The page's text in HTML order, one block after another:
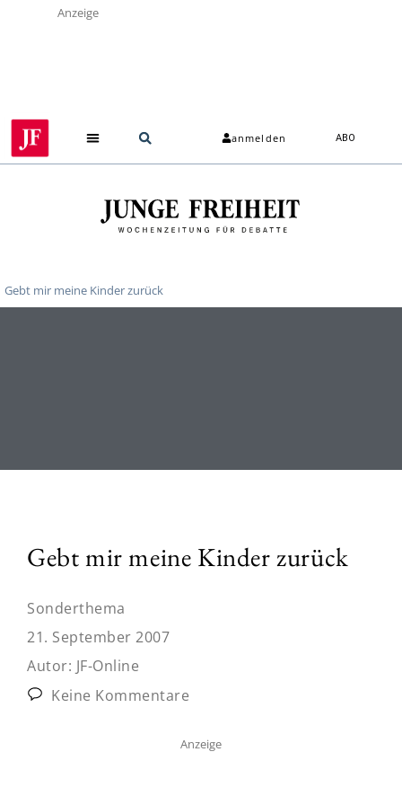
Anzeige
anmelden ABO
Gebt mir meine Kinder zurück
Gebt mir meine Kinder zurück
Sonderthema
21. September 2007
Autor: JF-Online
Keine Kommentare
Anzeige